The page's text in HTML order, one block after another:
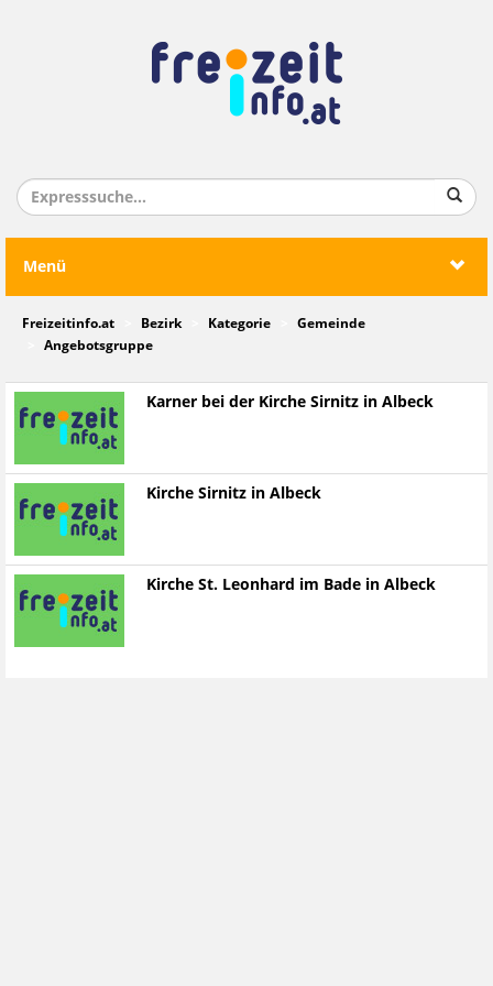
Menü
Freizeitinfo.at Bezirk Kategorie
Gemeinde
Angebotsgruppe
Karner bei der Kirche Sirnitz in Albeck
Kirche Sirnitz in Albeck
Kirche St. Leonhard im Bade in Albeck